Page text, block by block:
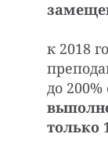
к 2018
до
только